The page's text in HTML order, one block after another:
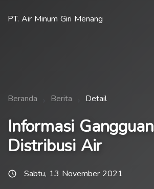
PT. Air Minum Giri Menang
Beranda Berita Detail
Informasi Gangguan
Distribusi Air
Sabtu, 13 November 2021